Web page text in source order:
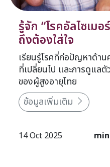
รู้จัก “โรคอัลไซเมอ
ถึงต้องใส่ใจ​
เรียนรู้โรคที่ก่อปัญหาด้า
ที่เปลี่ยนไป และการดูแล
ของผู้สูงอายุไทย​
ข้อมูลเพิ่มเติม
14 Oct 2025